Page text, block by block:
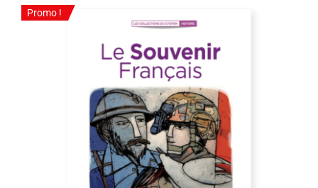
Promo !
Lot de 10 brochures “Explique moi le
Souvenir Français” édition Nane